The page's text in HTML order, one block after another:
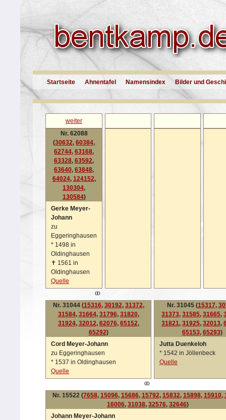
Startseite Ahnentafel Namensindex Bilder und
weiter
Nr. 62088
(30632, 60384,
62744, 63168,
63328, 63592,
63640, 63848,
64024, 124152,
130304,
130584)
Gerke Meyer-
Johann
zu
Eggeringhausen
* 1498 in
Oldinghausen
✝ 1561 in
Oldinghausen
Quelle
oo
Nr. 31044 (15316, 30192, 31372,
31584, 31664, 31796, 31820,
31924, 32012, 62076, 65152,
65292)
Cord Meyer-Johann
zu Eggeringhausen
* 1537 in Oldinghausen
Quelle
Nr. 31045 (15317,
31373, 31585, 31665,
31821, 31925, 32013,
65153, 65293)
Jutta Duenkeloh
* 1542 in Jöllenbeck
Quelle
oo
Nr. 15522 (7658, 15096, 15686, 15792, 15832, 15898, 15910,
16006, 31038, 32576, 32646)
Johann Meyer-Johann